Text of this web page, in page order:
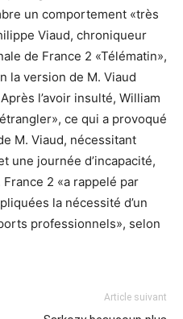
un comportement «très
Viaud, chroniqueur
de France 2 «Télématin»,
la version de M. Viaud
l’avoir insulté, William
ce qui a provoqué
M. Viaud, nécessitant
une journée d’incapacité,
2 «a rappelé par
la nécessité d’un
professionnels», selon
Article suivant